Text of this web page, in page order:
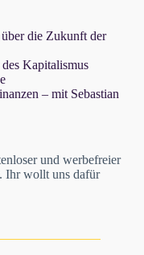
die Zukunft der
Kapitalismus
– mit Sebastian
und werbefreier
Ihr wollt uns dafür